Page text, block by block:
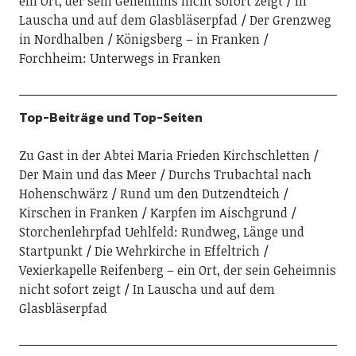
Lauscha und auf dem Glasbläserpfad
Der Grenzweg
in Nordhalben
Königsberg – in Franken
Forchheim: Unterwegs in Franken
Top-Beiträge und Top-Seiten
Zu Gast in der Abtei Maria Frieden Kirchschletten
Der Main und das Meer
Durchs Trubachtal nach
Hohenschwärz
Rund um den Dutzendteich
Kirschen in Franken
Karpfen im Aischgrund
Storchenlehrpfad Uehlfeld: Rundweg, Länge und
Startpunkt
Die Wehrkirche in Effeltrich
Vexierkapelle Reifenberg – ein Ort, der sein Geheimnis
nicht sofort zeigt
In Lauscha und auf dem
Glasbläserpfad